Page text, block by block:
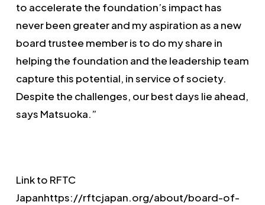
to accelerate the foundation’s impact has
never been greater and my aspiration as a new
board trustee member is to do my share in
helping the foundation and the leadership team
capture this potential, in service of society.
Despite the challenges, our best days lie ahead,
says Matsuoka.”
Link to RFTC
Japanhttps://rftcjapan.org/about/board-of-